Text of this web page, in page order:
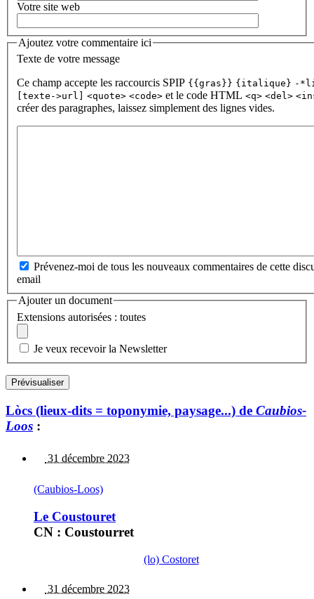
Votre site web
Ajoutez votre commentaire ici
Texte de votre message
Ce champ accepte les raccourcis SPIP {{gras}} {italique} -
[texte->url]
<quote> <code> et le code HTML <q> <del>
créer des paragraphes, laissez simplement des lignes vides.
Prévenez-moi de tous les nouveaux commentaires de cette
email
Ajouter un document
Extensions autorisées : toutes
Je veux recevoir la Newsletter
Lòcs (lieux-dits = toponymie, paysage...) de Caubios-
Loos :
31 décembre 2023
(Caubios-Loos)
Le Coustouret
CN : Coustourret
(lo) Costoret
31 décembre 2023